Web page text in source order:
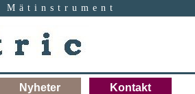
Nyheter Kontakt